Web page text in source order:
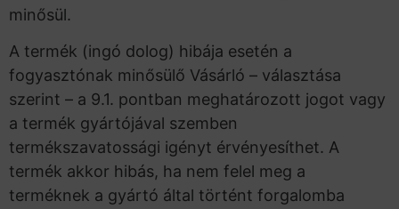
minősül.
A termék (ingó dolog) hibája esetén a
fogyasztónak minősülő Vásárló – választása
szerint – a 9.1. pontban meghatározott jogot vagy
a termék gyártójával szemben
termékszavatossági igényt érvényesíthet. A
termék akkor hibás, ha nem felel meg a
terméknek a gyártó által történt forgalomba